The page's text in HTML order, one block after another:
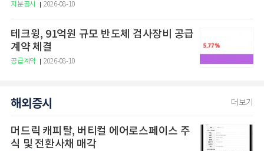
지분공시 2026-08-10
테크윙, 91억원 규모 반도체 검사장비 공급
계약 체결
공급계약 2026-08-10
해외증시 더보기
머드릭 캐피탈, 버티컬 에어로스페이스 주
식 및 전환사채 매각